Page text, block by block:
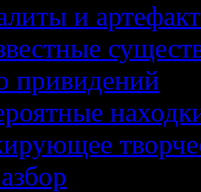
и
привидений